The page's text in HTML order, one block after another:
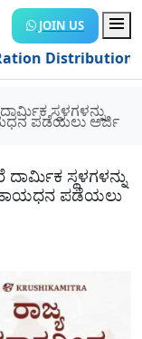
JOIN US
Distribution-
ಸ್ಥಳಗಳನ್ನು
ಪಡೆಯಲು ಅರ್ಜಿ
ಸ್ಥಳಗಳನ್ನು
ಪಡೆಯಲು